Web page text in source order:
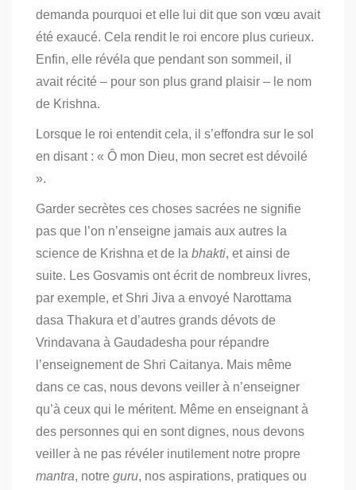
demanda pourquoi et elle lui dit que son vœu avait
été exaucé. Cela rendit le roi encore plus curieux.
Enfin, elle révéla que pendant son sommeil, il
avait récité – pour son plus grand plaisir – le nom
de Krishna.
Lorsque le roi entendit cela, il s’effondra sur le sol
en disant : « Ô mon Dieu, mon secret est dévoilé
».
Garder secrètes ces choses sacrées ne signifie
pas que l’on n’enseigne jamais aux autres la
science de Krishna et de la bhakti, et ainsi de
suite. Les Gosvamis ont écrit de nombreux livres,
par exemple, et Shri Jiva a envoyé Narottama
dasa Thakura et d’autres grands dévots de
Vrindavana à Gaudadesha pour répandre
l’enseignement de Shri Caitanya. Mais même
dans ce cas, nous devons veiller à n’enseigner
qu’à ceux qui le méritent. Même en enseignant à
des personnes qui en sont dignes, nous devons
veiller à ne pas révéler inutilement notre propre
mantra, notre guru, nos aspirations, pratiques ou